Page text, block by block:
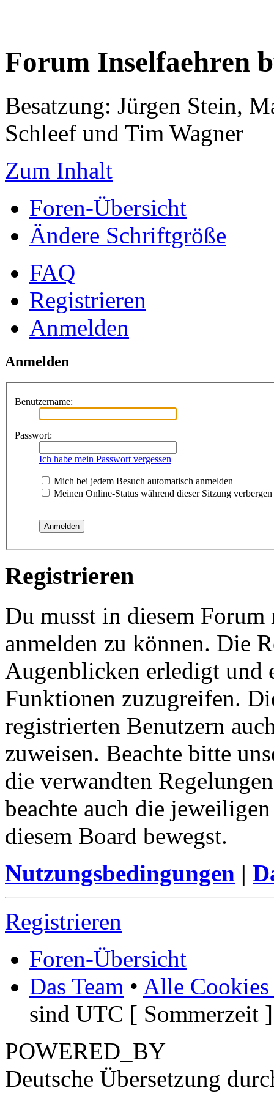
Forum Inselfaehren
Besatzung: Jürgen Stein,
Schleef und Tim Wagner
Zum Inhalt
Foren-Übersicht
Ändere Schriftgröße
FAQ
Registrieren
Anmelden
Anmelden
Benutzername:
Passwort:
Ich habe mein Passwort vergessen
Mich bei jedem Besuch automatisch anmelden
Meinen Online-Status während dieser Sitzung verbergen
Registrieren
Du musst in diesem
anmelden zu können. Die
Augenblicken erledigt und
Funktionen zuzugreifen.
registrierten Benutzern
zuweisen. Beachte bitte
die verwandten
beachte auch die
diesem Board bewegst.
Nutzungsbedingungen |
Registrieren
Foren-Übersicht
Das Team • Alle Cookies
sind UTC [ Sommerzeit ]
POWERED_BY
Deutsche Übersetzung